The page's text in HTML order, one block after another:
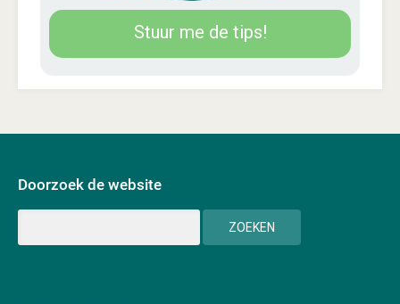
Stuur me de tips!
Doorzoek de website